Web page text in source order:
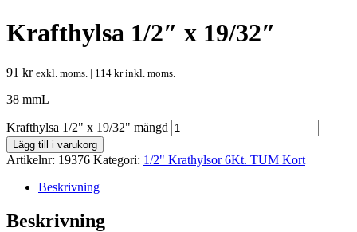
Krafthylsa 1/2″ x 19/32″
91 kr exkl. moms. | 114 krinkl. moms.
38 mmL
Krafthylsa 1/2" x 19/32" mängd
Lägg till i varukorg
Artikelnr: 19376 Kategori: 1/2" Krathylsor 6Kt. TUM Kort
Beskrivning
Beskrivning